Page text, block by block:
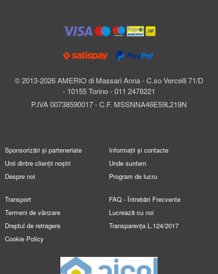
© 2013-2026 AMERIO di Massari Anna - C.so Vercelli 71/D
- 10155 Torino - 011 2478221
P.IVA 00738590017 - C.F. MSSNNA46E59L219N
Sponsorizări și parteneriate
Unii dintre clienții noștri
Despre noi
Informații și contacte
Unde suntem
Program de lucru
Transport
Termeni de vânzare
Dreptul de retragere
Cookie Policy
FAQ - Întrebări Frecvente
Lucrează cu noi
Transparența L.124/2017